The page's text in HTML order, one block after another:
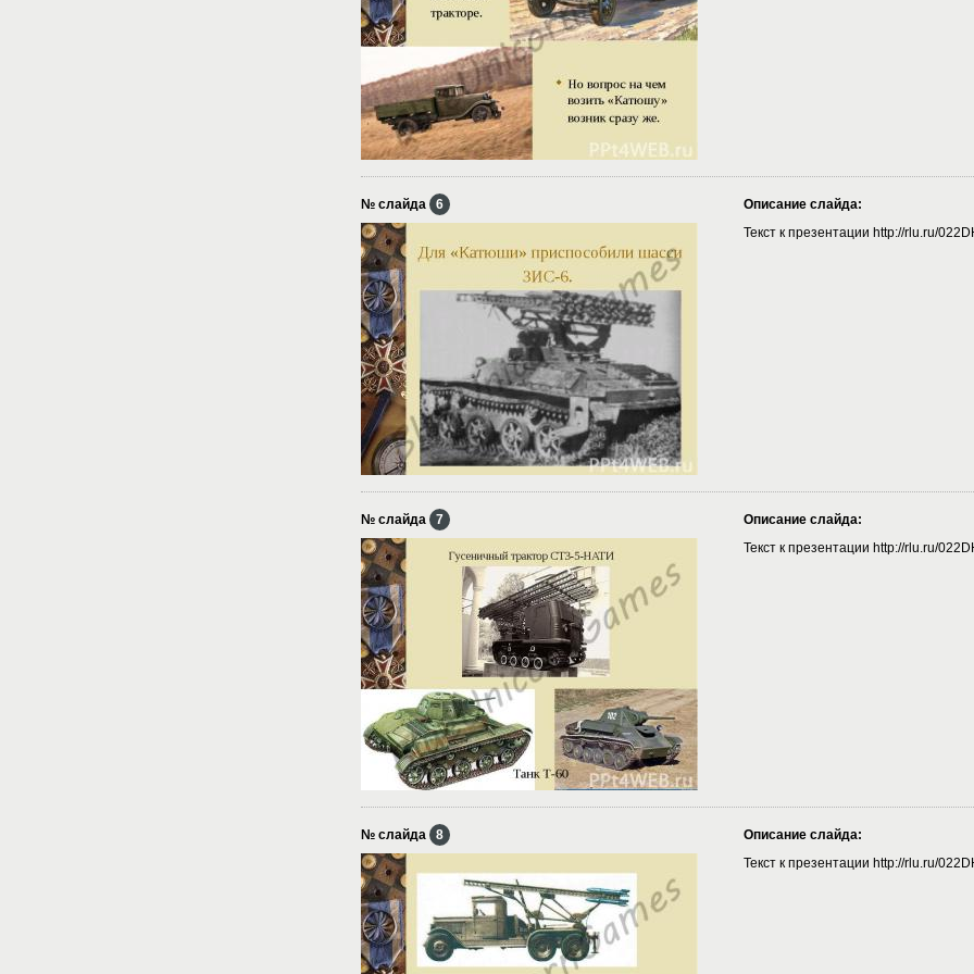
№ слайда 6
Описание слайда:
Текст к презентации http://rlu.ru/
№ слайда 7
Описание слайда:
Текст к презентации http://rlu.ru/
№ слайда 8
Описание слайда:
Текст к презентации http://rlu.ru/